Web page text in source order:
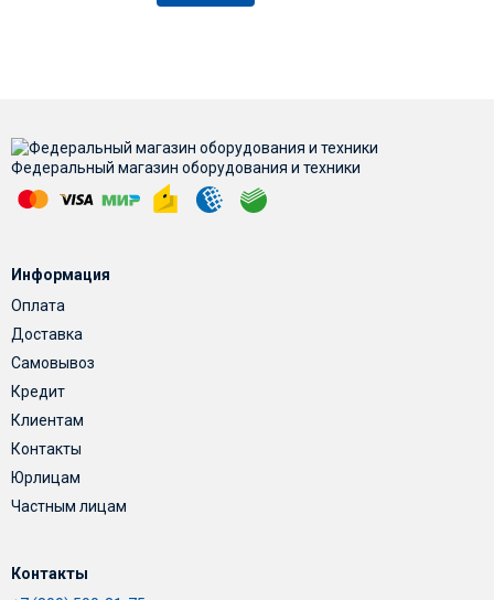
Федеральный магазин оборудования и техники
Информация
Оплата
Доставка
Самовывоз
Кредит
Клиентам
Контакты
Юрлицам
Частным лицам
Контакты